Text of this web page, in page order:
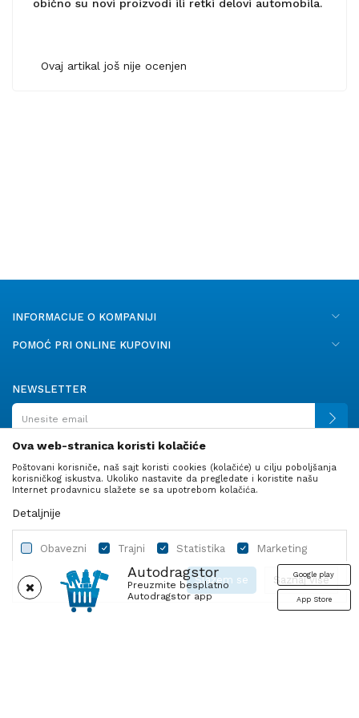
Autodragstor
Preuzmite besplatno
Autodragstor app
Google play
App Store
obično su novi proizvodi ili retki delovi automobila.
Ovaj artikal još nije ocenjen
INFORMACIJE O KOMPANIJI
POMOĆ PRI ONLINE KUPOVINI
NEWSLETTER
PRATITE NAS
Autodelovi Ulje i tečnosti
Ova web-stranica koristi kolačiće
Poštovani korisniče, naš sajt koristi cookies (kolačiće) u cilju poboljšanja
korisničkog iskustva. Ukoliko nastavite da pregledate i koristite našu
Internet prodavnicu slažete se sa upotrebom kolačića.
Detaljnije
Obavezni Trajni Statistika Marketing
Saznaj više
Slažem se